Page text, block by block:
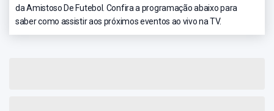
da Amistoso De Futebol. Confira a programação abaixo para
saber como assistir aos próximos eventos ao vivo na TV.